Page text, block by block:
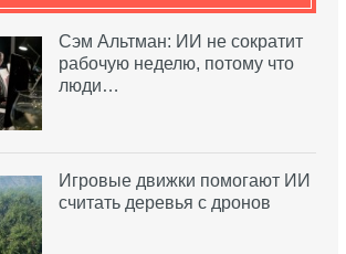
Сэм Альтман: ИИ не сократит
рабочую неделю, потому что
люди…
Игровые движки помогают ИИ
считать деревья с дронов